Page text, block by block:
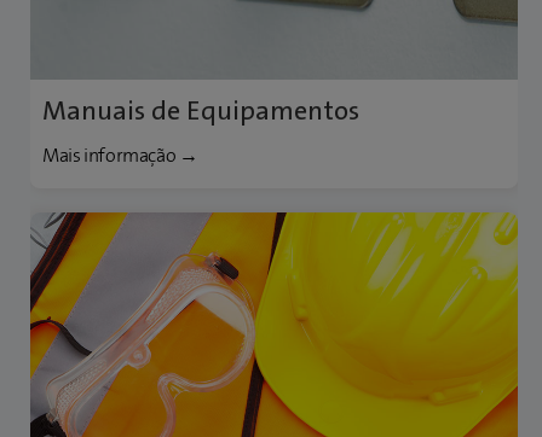
Manuais de Equipamentos
Mais informação →